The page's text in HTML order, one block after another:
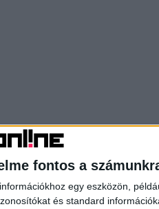
fontos a
egy eszközön,
és standard